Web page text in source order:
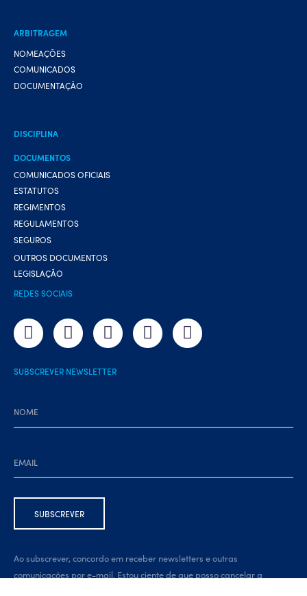
ARBITRAGEM
NOMEAÇÕES
COMUNICADOS
DOCUMENTAÇÃO
DISCIPLINA
DOCUMENTOS
COMUNICADOS OFICIAIS
ESTATUTOS
REGIMENTOS
REGULAMENTOS
SEGUROS
OUTROS DOCUMENTOS
LEGISLAÇÃO
REDES SOCIAIS
SUBSCREVER NEWSLETTER
Ao subscrever, concordo em receber newsletters e outras
comunicações por e-mail. Estou ciente de que posso cancelar a